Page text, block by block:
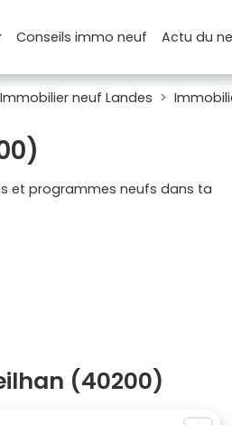
Conseilsimmo neuf Actudu
Immobilier neuf Landes
et programmes neufs dans ta
(40200)